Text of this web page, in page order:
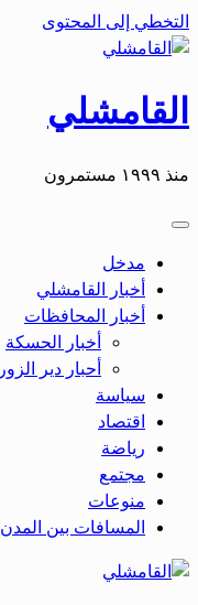
التخطي إلى المحتوى
القامشلي
منذ ١٩٩٩ مستمرون
مدخل
أخبار القامشلي
أخبار المحافظات
أخبار الحسكة
أحبار دير الزور
سياسة
اقتصاد
رياضة
مجتمع
منوعات
المسافات بين المدن